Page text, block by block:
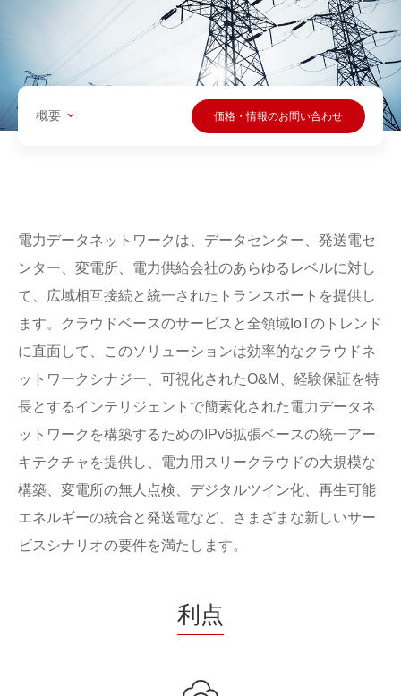
概要 価格・情報のお問い合わせ
電力データネットワークは、データセンター、発送電セ
ンター、変電所、電力供給会社のあらゆるレベルに対し
て、広域相互接続と統一されたトランスポートを提供し
ます。クラウドベースのサービスと全領域IoTのトレンド
に直面して、このソリューションは効率的なクラウドネ
ットワークシナジー、可視化されたO&M、経験保証を特
長とするインテリジェントで簡素化された電力データネ
ットワークを構築するためのIPv6拡張ベースの統一アー
キテクチャを提供し、電力用スリークラウドの大規模な
構築、変電所の無人点検、デジタルツイン化、再生可能
エネルギーの統合と発送電など、さまざまな新しいサー
ビスシナリオの要件を満たします。
利点